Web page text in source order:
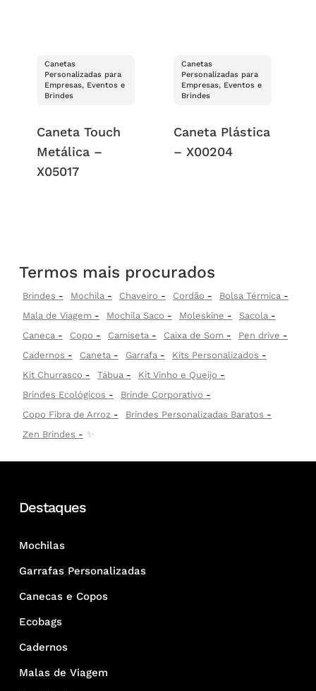
Canetas
Personalizadas para
Empresas, Eventos e
Brindes
Caneta Touch
Metálica –
X05017
Canetas
Personalizadas para
Empresas, Eventos e
Brindes
Caneta Plástica
– X00204
Termos mais procurados
Brindes Mochila Chaveiro Cordão
Bolsa Térmica
Mala de Viagem
Mochila Saco Moleskine
Sacola
Caneca
Copo Camiseta Caixa de Som
Pen drive
Cadernos
Caneta Garrafa
Kits Personalizados
Kit Churrasco
Tábua
Kit Vinho e Queijo
Brindes Ecológicos
Brinde Corporativo
Copo Fibra de Arroz
Brindes Personalizadas Baratos
Zen Brindes
✨
Destaques
Mochilas
Garrafas Personalizadas
Canecas e Copos
Ecobags
Cadernos
Malas de Viagem